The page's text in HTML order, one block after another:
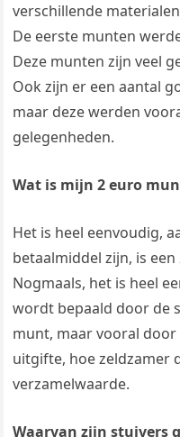
verschillende
De eerste munten
Deze munten zijn veel
Ook zijn er een aantal
maar deze werden
gelegenheden.
Wat is mijn 2 euro
Het is heel eenvoudig,
betaalmiddel zijn, is
Nogmaals, het is heel
wordt bepaald door de
munt, maar vooral door
uitgifte, hoe zeldzamer
verzamelwaarde.
Waarvan zijn stuivers